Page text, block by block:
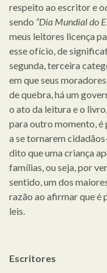
respeito ao escritor e
sendo “Dia Mundial do
meus leitores licença
esse ofício, de
segunda, terceira
em que seus
de quebra, há um
o ato da leitura e o
para outro momento, é
a se tornarem
dito que uma criança
famílias, ou seja, por
sentido, um dos
razão ao afirmar que é
leis.
Escritores